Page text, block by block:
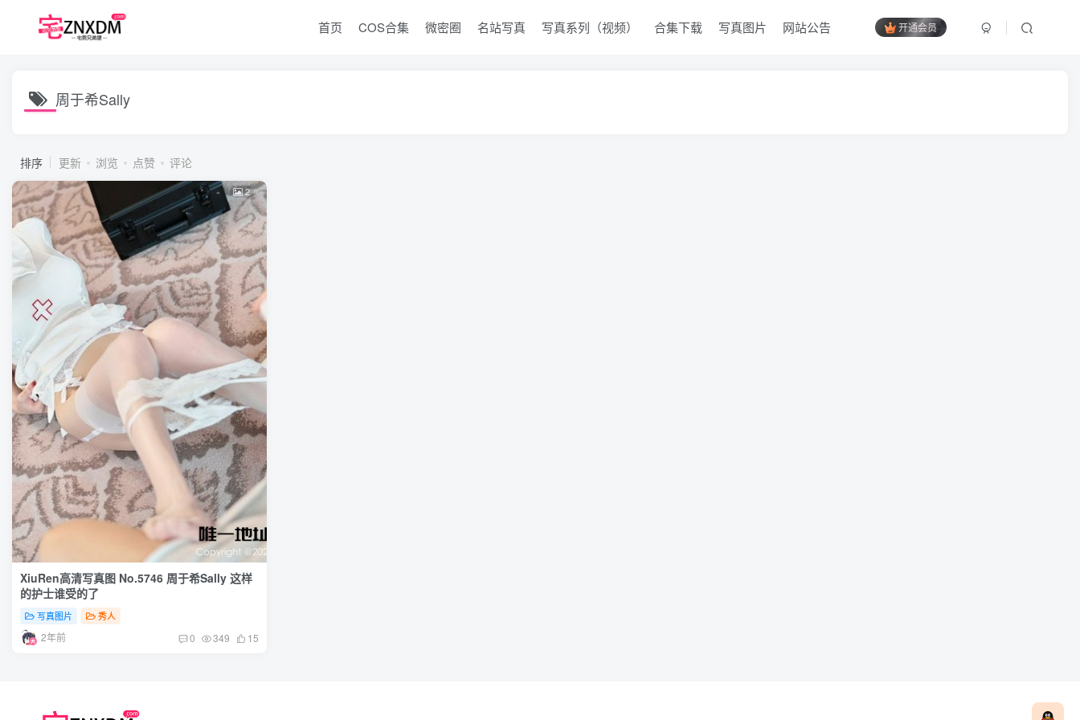
开通会员
首页 COS合集 微密圈 名站写真 写真系列（视频） 合集下载 写真图片 网站公告
周于希Sally
排序 更新 浏览 点赞 评论
2
XiuRen高清写真图 No.5746 周于希Sally 这样
的护士谁受的了
写真图片 秀人
2年前 0 349 15